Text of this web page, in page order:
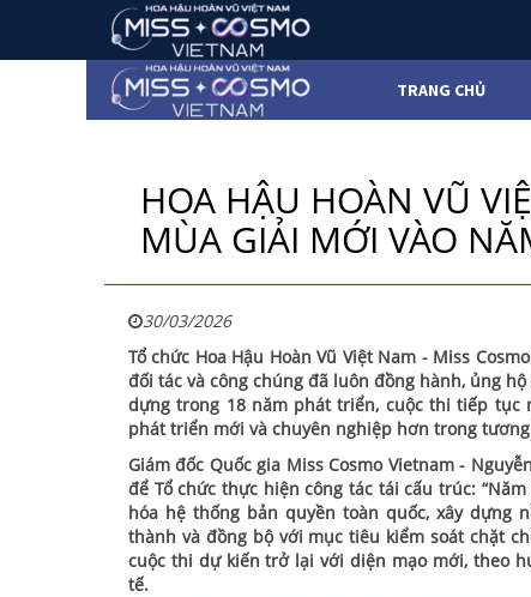
TRANG CHỦ
HOA HẬU HOÀN VŨ
MÙA GIẢI MỚI VÀO
30/03/2026
Tổ chức Hoa Hậu Hoàn Vũ Việt Nam - Miss
đối tác và công chúng đã luôn đồng hành, ủng
dựng trong 18 năm phát triển, cuộc thi tiếp tục
phát triển mới và chuyên nghiệp hơn trong
Giám đốc Quốc gia Miss Cosmo Vietnam -
để Tổ chức thực hiện công tác tái cấu trúc:
hóa hệ thống bản quyền toàn quốc, xây dựng
thành và đồng bộ với mục tiêu kiểm soát chặt
cuộc thi dự kiến trở lại với diện mạo mới, theo
tế.